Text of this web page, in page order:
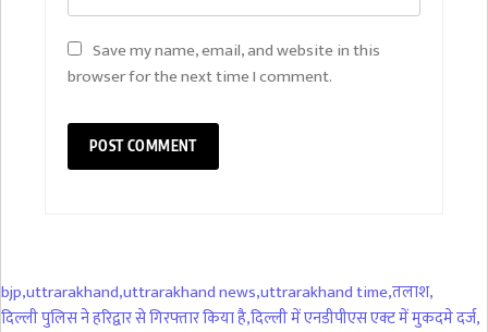
Save my name, email, and website in this
browser for the next time I comment.
bjp,uttrarakhand,uttrarakhand news,uttrarakhand time,तलाश,
दिल्ली पुलिस ने हरिद्वार से गिरफ्तार किया है,दिल्ली में एनडीपीएस एक्ट में मुकदमे दर्ज,